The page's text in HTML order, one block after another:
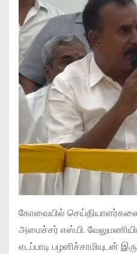
கோவையில்
அமைச்சர் எஸ்.பி.
எடப்பாடி பழனிச்சாமியுடன்